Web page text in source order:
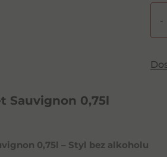
-
Sauvignon 0,75l
0,75l – Styl bez alkoholu